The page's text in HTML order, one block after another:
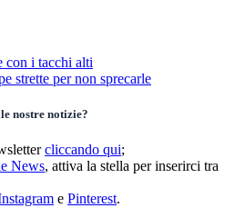
con i tacchi alti
strette per non sprecarle
nostre notizie?
cliccando qui;
News, attiva la stella per inserirci tra
e Pinterest.